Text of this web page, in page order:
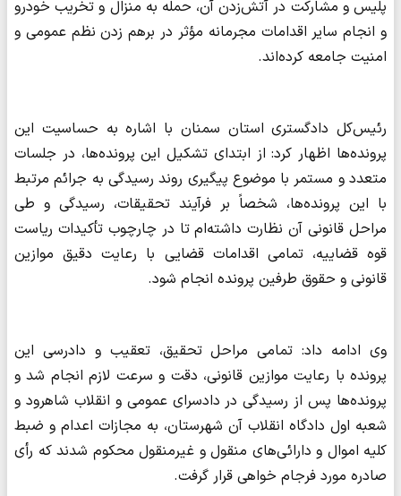
پلیس و مشارکت در آتش‌زدن آن، حمله به منزال و تخریب خودرو
و انجام سایر اقدامات مجرمانه مؤثر در برهم زدن نظم عمومی و
امنیت جامعه کرده‌اند.
رئیس‌کل دادگستری استان سمنان با اشاره به حساسیت این
پرونده‌ها اظهار کرد: از ابتدای تشکیل این پرونده‌ها، در جلسات
متعدد و مستمر با موضوع پیگیری روند رسیدگی به جرائم مرتبط
با این پرونده‌ها، شخصاً بر فرآیند تحقیقات، رسیدگی و طی
مراحل قانونی آن نظارت داشته‌ام تا در چارچوب تأکیدات ریاست
قوه قضاییه، تمامی اقدامات قضایی با رعایت دقیق موازین
قانونی و حقوق طرفین پرونده انجام شود.
وی ادامه داد: تمامی مراحل تحقیق، تعقیب و دادرسی این
پرونده با رعایت موازین قانونی، دقت و سرعت لازم انجام شد و
پرونده‌ها پس از رسیدگی در دادسرای عمومی و انقلاب شاهرود و
شعبه اول دادگاه انقلاب آن شهرستان، به مجازات اعدام و ضبط
کلیه اموال و دارائی‌های منقول و غیرمنقول محکوم شدند که رأی
صادره مورد فرجام خواهی قرار گرفت.